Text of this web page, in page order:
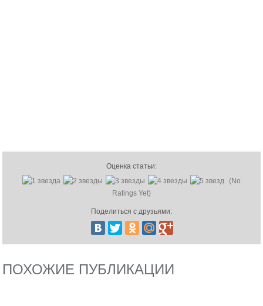
Оценка статьи:
(No
Ratings Yet)
Поделиться с друзьями:
ПОХОЖИЕ ПУБЛИКАЦИИ